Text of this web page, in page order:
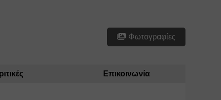
Φωτογραφίες
Επικοινωνία